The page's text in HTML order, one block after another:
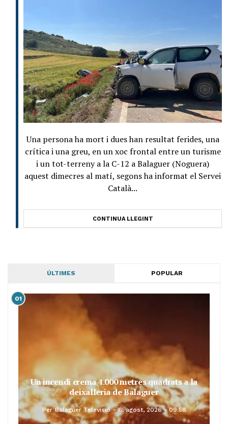
Una persona ha mort i dues han resultat ferides, una
crítica i una greu, en un xoc frontal entre un turisme
i un tot-terreny a la C-12 a Balaguer (Noguera)
aquest dimecres al matí, segons ha informat el Servei
Català...
CONTINUA LLEGINT
ÚLTIMES POPULAR
01
Un incendi crema 4.000 metres quadrats a la
deixalleria de Balaguer
Per Balaguer Televisió 6, agost, 2026 - 09:58